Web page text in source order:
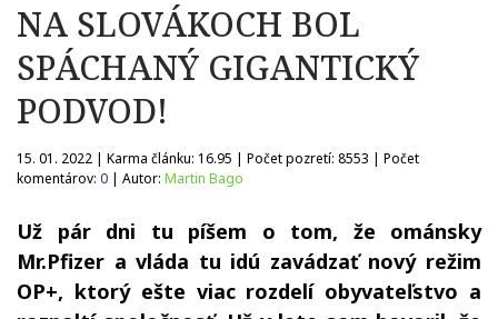
NA SLOVÁKOCH BOL
SPÁCHANÝ GIGANTICKÝ
PODVOD!
15. 01. 2022 | Karma článku: 16.95 | Počet pozretí: 8553 | Počet
komentárov: 0 | Autor: Martin Bago
Už pár dni tu píšem o tom, že ománsky
Mr.Pfizer a vláda tu idú zavádzať nový režim
OP+, ktorý ešte viac rozdelí obyvateľstvo a